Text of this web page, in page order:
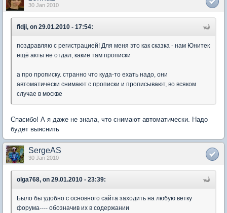
30 Jan 2010
fidji, on 29.01.2010 - 17:54:
поздравляю с регистрацией! Для меня это как сказка - нам Юнитек
ещё акты не отдал, какие там прописки
а про прописку. странно что куда-то ехать надо, они
автоматически снимают с прописки и прописывают, во всяком
случае в москве
Спасибо! А я даже не знала, что снимают автоматически. Надо
будет выяснить
SergeAS
30 Jan 2010
olga768, on 29.01.2010 - 23:39:
Было бы удобно с основного сайта заходить на любую ветку
форума---- обозначив их в содержании